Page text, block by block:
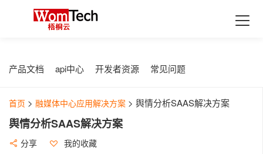
融媒体生产SAAS应用
最新活动
融媒体中心行业解决方案
教育行业融媒体中心解决方案
支持与服务
数据加工服务
经典案例
产品文档 api中心 开发者资源 常见问题
首页 > 融媒体中心应用解决方案 > 舆情分析SAAS解决方案
舆情分析SAAS解决方案
分享 我的收藏